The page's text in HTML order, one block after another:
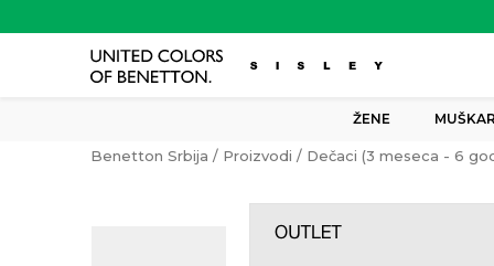
ŽENE
Benetton Srbija Proizvodi Dečaci (3 meseca - 6